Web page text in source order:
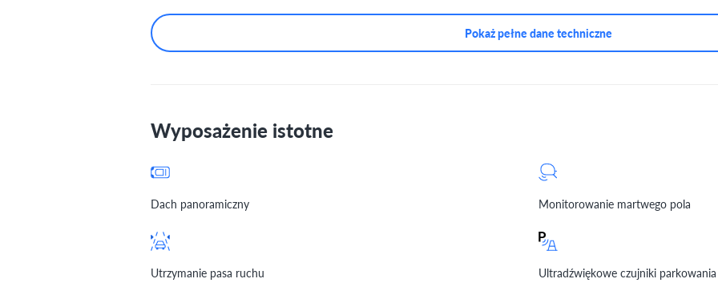
Pokaż pełne dane techniczne
Wyposażenie istotne
Dach panoramiczny Monitorowanie martwego pola
Utrzymanie pasa ruchu Ultradźwiękowe czujniki parkowania